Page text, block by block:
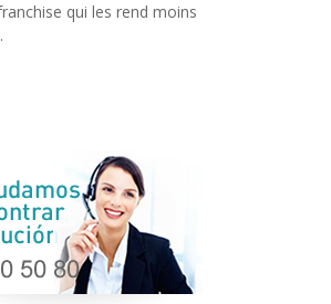
qui les rend moins